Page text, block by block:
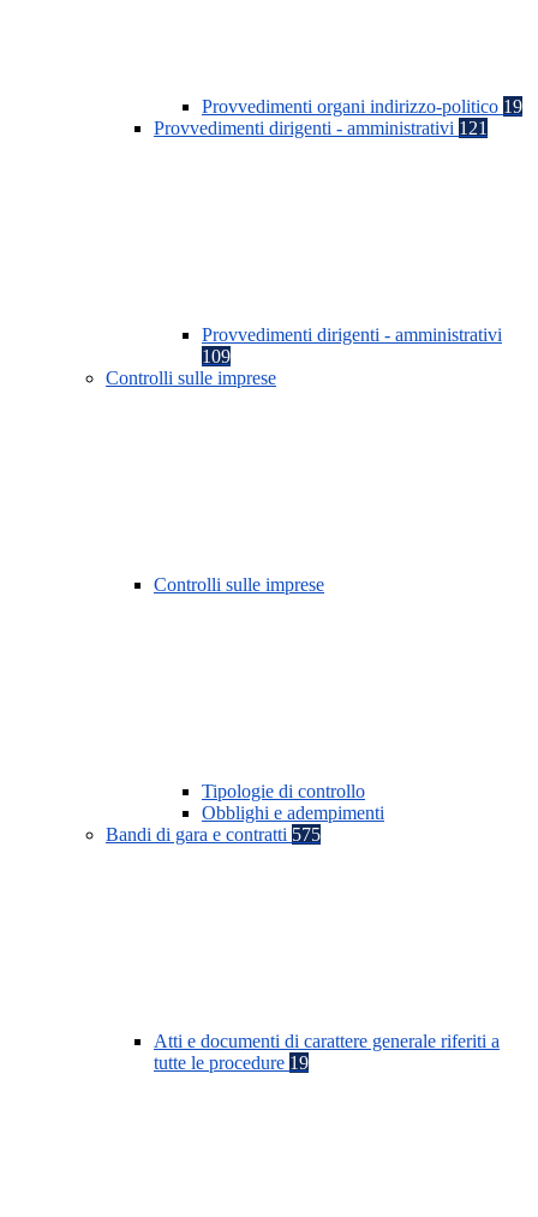
Provvedimenti organi indirizzo-politico 19
Provvedimenti dirigenti - amministrativi 121
Provvedimenti dirigenti - amministrativi
109
Controlli sulle imprese
Controlli sulle imprese
Tipologie di controllo
Obblighi e adempimenti
Bandi di gara e contratti 575
Atti e documenti di carattere generale riferiti a
tutte le procedure 19